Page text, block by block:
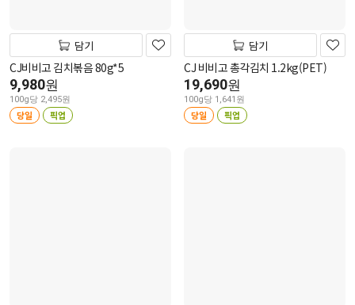
담기
CJ비비고 김치볶음 80g*5
9,980원
100g당 2,495원
당일 픽업
담기
CJ 비비고 총각김치 1.2kg(PET)
19,690원
100g당 1,641원
당일 픽업